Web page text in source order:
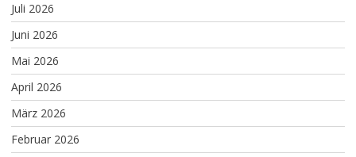
Juli 2026
Juni 2026
Mai 2026
April 2026
März 2026
Februar 2026